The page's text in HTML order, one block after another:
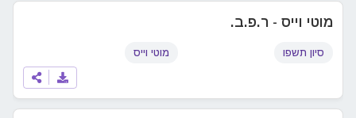
מוטי וייס - ר.פ.ב.
סיון תשפו מוטי וייס